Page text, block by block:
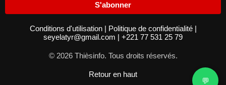
S'abonner
Conditions d'utilisation | Politique de confidentialité |
seyelatyr@gmail.com | +221 77 531 25 79
© 2026 Thièsinfo. Tous droits réservés.
Retour en haut
💬